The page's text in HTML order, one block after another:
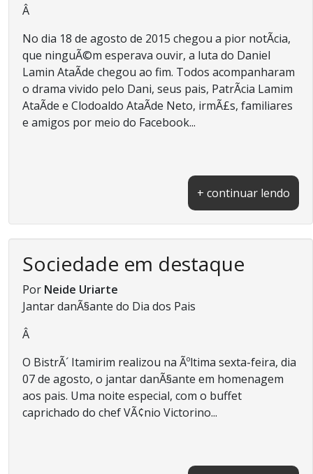
Â
No dia 18 de agosto de 2015 chegou a pior notÃ­cia,
que ninguÃ©m esperava ouvir, a luta do Daniel
Lamin AtaÃ­de chegou ao fim. Todos acompanharam
o drama vivido pelo Dani, seus pais, PatrÃ­cia Lamim
AtaÃ­de e Clodoaldo AtaÃ­de Neto, irmÃ£s, familiares
e amigos por meio do Facebook...
+ continuar lendo
Sociedade em destaque
Por Neide Uriarte
Jantar danÃ§ante do Dia dos Pais
Â
O BistrÃ´ Itamirim realizou na Ãºltima sexta-feira, dia
07 de agosto, o jantar danÃ§ante em homenagem
aos pais. Uma noite especial, com o buffet
caprichado do chef VÃ¢nio Victorino...